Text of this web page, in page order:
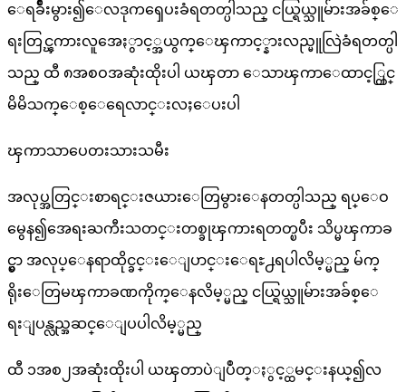
ေရခ်ိဳးမွား၍ေလဒုကၡေပးခံရတတ္ပါသည္ ငယ္ရြယ္သူမ်ားအခ်စ္ေ
ရးတြင္ၾကားလူအေႏွာင့္အယွက္ေၾကာင့္နားလည္မူလြဲခံရတတ္ပါ
သည္ ထီ ၈အစဝအဆုံးထိုးပါ ယၾတာ ေသာၾကာေထာင့္တြင္
မိမိသက္ေစ့ေရေလာင္းလႈေပးပါ
ၾကာသာပေတးသားသမီး
အလုပ္အတြင္းစာရင္းဇယားေတြမွားေနတတ္ပါသည္ ရပ္ေဝ
မွေန၍အေရးႀကီးသတင္းတစ္ခုၾကားရတတ္ၿပီး သိပ္မၾကာခ
င္မွာ အလုပ္ေနရာထိုင္ခင္းေျပာင္းေရႊ႕ရပါလိမ့္မည္ မ်က္
ရိုးေတြမၾကာခဏကိုက္ေနလိမ့္မည္ ငယ္ရြယ္သူမ်ားအခ်စ္ေ
ရးျပန္လည္အဆင္ေျပပါလိမ့္မည္
ထီ ၁အစ၂အဆုံးထိုးပါ ယၾတာပဲျပဳတ္ႏွင့္ထမင္းနယ္၍လ